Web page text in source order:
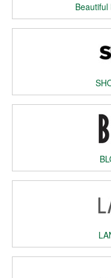
Beautiful